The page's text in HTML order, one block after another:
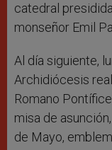
catedral
monseñor Emil
Al día siguiente,
Archidiócesis
Romano
misa de
de Mayo,